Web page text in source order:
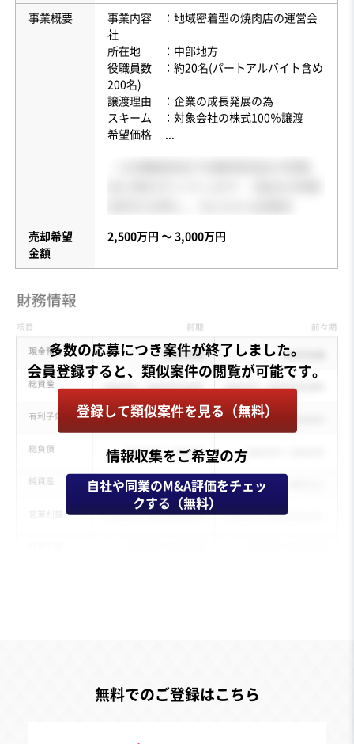
事業概要
事業内容 ：地域密着型の焼肉店の運営会
社
所在地 ：中部地方
役職員数 ：約20名(パートアルバイト含め
200名)
譲渡理由 ：企業の成長発展の為
スキーム ：対象会社の株式100％譲渡
希望価格
売却希望
金額
2,500万円 〜 3,000万円
多数の応募につき案件が終了しました。
登録して類似案件を見る（無料）
情報収集をご希望の方
自社や同業のM&A評価をチェッ
クする（無料）
無料でのご登録はこちら